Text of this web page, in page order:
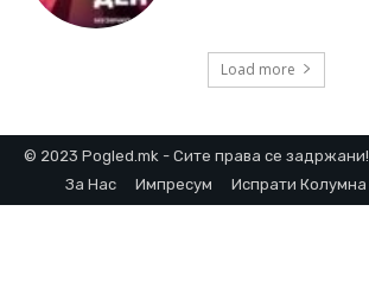
Load more
© 2023 Pogled.mk - Сите права се задржани!
За Нас
Импресум Испрати Колумна